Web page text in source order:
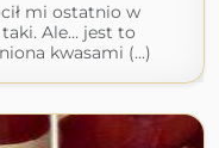
mi ostatnio w
Ale... jest to
kwasami (...)